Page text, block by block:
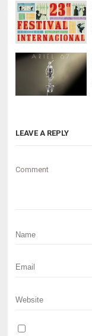
LEAVE A REPLY
Comment